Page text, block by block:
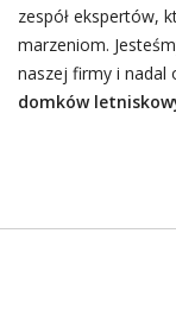
zespół ekspertów,
marzeniom.
naszej firmy i nadal
domków